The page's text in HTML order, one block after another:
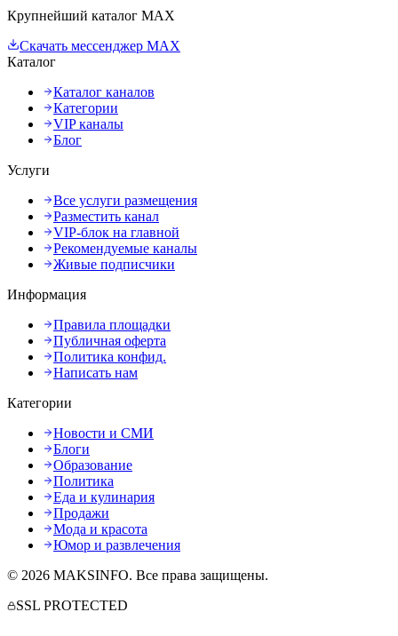
Крупнейший каталог MAX
Скачать мессенджер MAX
Каталог
Каталог каналов
Категории
VIP каналы
Блог
Услуги
Все услуги размещения
Разместить канал
VIP-блок на главной
Рекомендуемые каналы
Живые подписчики
Информация
Правила площадки
Публичная оферта
Политика конфид.
Написать нам
Категории
Новости и СМИ
Блоги
Образование
Политика
Еда и кулинария
Продажи
Мода и красота
Юмор и развлечения
© 2026 MAKSINFO. Все права защищены.
SSL PROTECTED